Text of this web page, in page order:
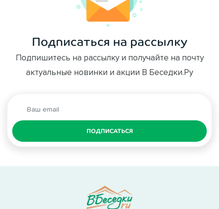
Подписаться на рассылку
Подпишитесь на рассылку и получайте на почту
актуальные новинки и акции В Беседки.Ру
ПОДПИСАТЬСЯ